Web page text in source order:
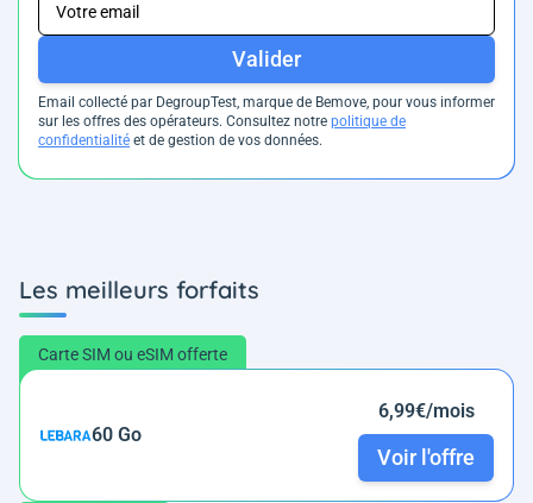
Valider
Email collecté par DegroupTest, marque de Bemove, pour vous informer
sur les offres des opérateurs. Consultez notre politique de
confidentialité et de gestion de vos données.
Les meilleurs forfaits
Carte SIM ou eSIM offerte
60 Go
6,99€/mois
Voir l'offre